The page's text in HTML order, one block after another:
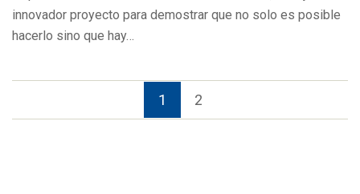
innovador proyecto para demostrar que no solo es posible
hacerlo sino que hay…
1 2